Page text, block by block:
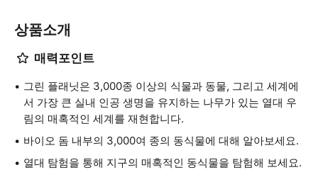
상품소개
매력포인트
그린 플래닛은 3,000종 이상의 식물과 동물, 그리고 세계에
서 가장 큰 실내 인공 생명을 유지하는 나무가 있는 열대 우
림의 매혹적인 세계를 재현합니다.
바이오 돔 내부의 3,000여 종의 동식물에 대해 알아보세요.
열대 탐험을 통해 지구의 매혹적인 동식물을 탐험해 보세요.